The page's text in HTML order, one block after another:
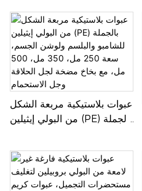
من المعدن، مناسبة لشمع
الشعر، والطين، وشمع
الحواجب، وبلسم التنظيف،
والمقشر. شعار مخصص، بيع
بالجملة.
عبوات بلاستيكية مربعة الشكل
من البولي إيثيلين (PE) بالجملة
الجسم، سعة 250 مل، 350
مل، 500 مل، مع بخاخ مضخة
لجل الحلاقة وجل الاستحمام